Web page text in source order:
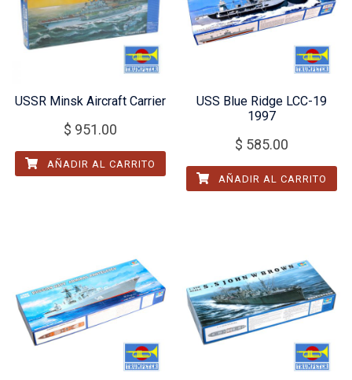
USSR Minsk Aircraft Carrier
$ 951.00
AÑADIR AL CARRITO
USS Blue Ridge LCC-19
1997
$ 585.00
AÑADIR AL CARRITO